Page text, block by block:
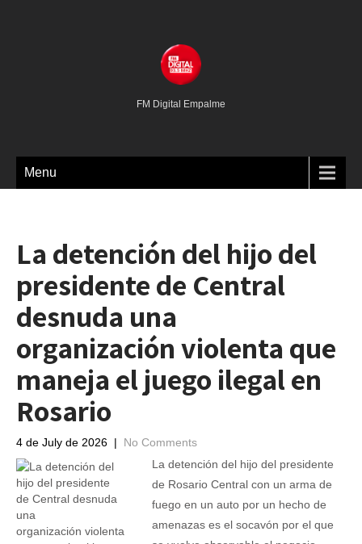
FM Digital Empalme
Menu
La detención del hijo del
presidente de Central
desnuda una
organización violenta que
maneja el juego ilegal en
Rosario
4 de July de 2026 | No Comments
La detención del hijo del presidente
de Rosario Central con un arma de
fuego en un auto por un hecho de
amenazas es el socavón por el que